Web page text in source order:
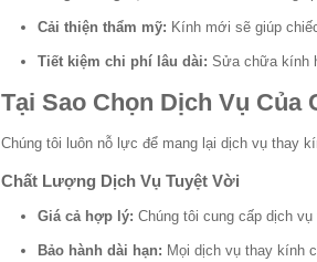
Cải thiện thẩm mỹ: Kính mới sẽ giúp
Tiết kiệm chi phí lâu dài: Sửa chữa kính
Tại Sao Chọn Dịch Vụ Của
Chúng tôi luôn nỗ lực để mang lại dịch vụ thay
Chất Lượng Dịch Vụ Tuyệt Vời
Giá cả hợp lý: Chúng tôi cung cấp dịch
Bảo hành dài hạn: Mọi dịch vụ thay kính